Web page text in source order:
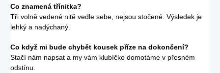
Co znamená třínitka?
Tři volně vedené nitě vedle sebe, nejsou stočené. Výsledek je
lehký a nadýchaný.
Co když mi bude chybět kousek příze na dokončení?
Stačí nám napsat a my vám klubíčko domotáme v přesném
odstínu.